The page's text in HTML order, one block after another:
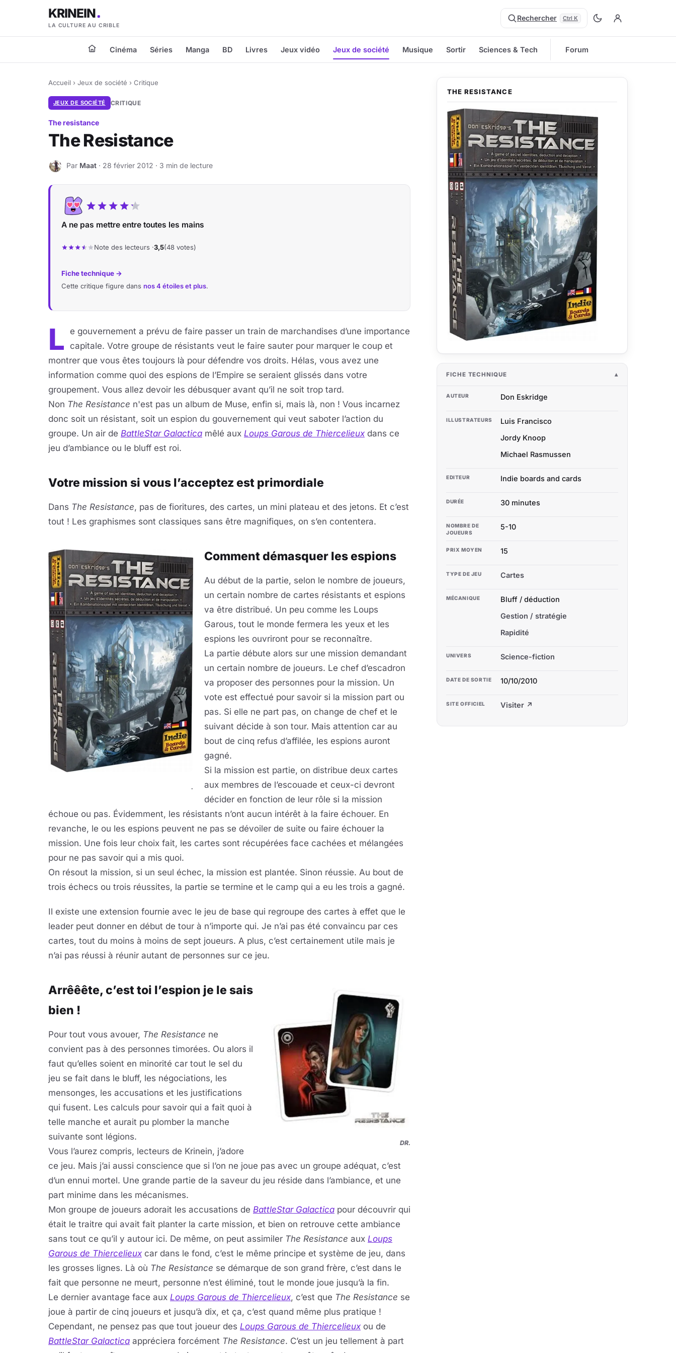
KRINEIN
LA CULTURE AU CRIBLE
Rechercher Ctrl K
Cinéma Séries Manga BD Livres Jeux vidéo Jeux de société Musique Sortir Sciences & Tech Forum
Accueil › Jeux de société › Critique
JEUX DE SOCIÉTÉ CRITIQUE
The resistance
The Resistance
M Par Maat · 28 février 2012 · 3 min de lecture
A ne pas mettre entre toutes les mains
Note des lecteurs ·3,5(48 votes)
Fiche technique →
Cette critique figure dans nos 4 étoiles et plus.
L
e gouvernement a prévu de faire passer un train de marchandises d’une importance
capitale. Votre groupe de résistants veut le faire sauter pour marquer le coup et
montrer que vous êtes toujours là pour défendre vos droits. Hélas, vous avez une
information comme quoi des espions de l’Empire se seraient glissés dans votre
groupement. Vous allez devoir les débusquer avant qu’il ne soit trop tard.
Non The Resistance n'est pas un album de Muse, enfin si, mais là, non ! Vous incarnez
donc soit un résistant, soit un espion du gouvernement qui veut saboter l’action du
groupe. Un air de BattleStar Galactica mêlé aux Loups Garous de Thiercelieux dans ce
jeu d’ambiance ou le bluff est roi.
Votre mission si vous l’acceptez est primordiale
Dans The Resistance, pas de fioritures, des cartes, un mini plateau et des jetons. Et c’est
tout ! Les graphismes sont classiques sans être magnifiques, on s’en contentera.
.
Comment démasquer les espions
Au début de la partie, selon le nombre de joueurs,
un certain nombre de cartes résistants et espions
va être distribué. Un peu comme les Loups
Garous, tout le monde fermera les yeux et les
espions les ouvriront pour se reconnaître.
La partie débute alors sur une mission demandant
un certain nombre de joueurs. Le chef d’escadron
va proposer des personnes pour la mission. Un
vote est effectué pour savoir si la mission part ou
pas. Si elle ne part pas, on change de chef et le
suivant décide à son tour. Mais attention car au
bout de cinq refus d’affilée, les espions auront
gagné.
Si la mission est partie, on distribue deux cartes
aux membres de l’escouade et ceux-ci devront
décider en fonction de leur rôle si la mission
échoue ou pas. Évidemment, les résistants n’ont aucun intérêt à la faire échouer. En
revanche, le ou les espions peuvent ne pas se dévoiler de suite ou faire échouer la
mission. Une fois leur choix fait, les cartes sont récupérées face cachées et mélangées
pour ne pas savoir qui a mis quoi.
On résout la mission, si un seul échec, la mission est plantée. Sinon réussie. Au bout de
trois échecs ou trois réussites, la partie se termine et le camp qui a eu les trois a gagné.
Il existe une extension fournie avec le jeu de base qui regroupe des cartes à effet que le
leader peut donner en début de tour à n’importe qui. Je n’ai pas été convaincu par ces
cartes, tout du moins à moins de sept joueurs. A plus, c’est certainement utile mais je
n’ai pas réussi à réunir autant de personnes sur ce jeu.
DR.
Arrêêête, c’est toi l’espion je le sais
bien !
Pour tout vous avouer, The Resistance ne
convient pas à des personnes timorées. Ou alors il
faut qu’elles soient en minorité car tout le sel du
jeu se fait dans le bluff, les négociations, les
mensonges, les accusations et les justifications
qui fusent. Les calculs pour savoir qui a fait quoi à
telle manche et aurait pu plomber la manche
suivante sont légions.
Vous l’aurez compris, lecteurs de Krinein, j’adore
ce jeu. Mais j’ai aussi conscience que si l’on ne joue pas avec un groupe adéquat, c’est
d’un ennui mortel. Une grande partie de la saveur du jeu réside dans l’ambiance, et une
part minime dans les mécanismes.
Mon groupe de joueurs adorait les accusations de BattleStar Galactica pour découvrir qui
était le traitre qui avait fait planter la carte mission, et bien on retrouve cette ambiance
sans tout ce qu’il y autour ici. De même, on peut assimiler The Resistance aux Loups
Garous de Thiercelieux car dans le fond, c’est le même principe et système de jeu, dans
les grosses lignes. Là où The Resistance se démarque de son grand frère, c’est dans le
fait que personne ne meurt, personne n’est éliminé, tout le monde joue jusqu’à la fin.
Le dernier avantage face aux Loups Garous de Thiercelieux, c’est que The Resistance se
joue à partir de cinq joueurs et jusqu’à dix, et ça, c’est quand même plus pratique !
Cependant, ne pensez pas que tout joueur des Loups Garous de Thiercelieux ou de
BattleStar Galactica appréciera forcément The Resistance. C’est un jeu tellement à part
THE RESISTANCE
FICHE TECHNIQUE
AUTEUR Don Eskridge
ILLUSTRATEURS
Luis Francisco
Jordy Knoop
Michael Rasmussen
EDITEUR Indie boards and cards
DURÉE 30 minutes
NOMBRE DE
JOUEURS
5-10
PRIX MOYEN 15
TYPE DE JEU Cartes
MÉCANIQUE
Bluff / déduction
Gestion / stratégie
Rapidité
UNIVERS Science-fiction
DATE DE SORTIE 10/10/2010
SITE OFFICIEL Visiter ↗